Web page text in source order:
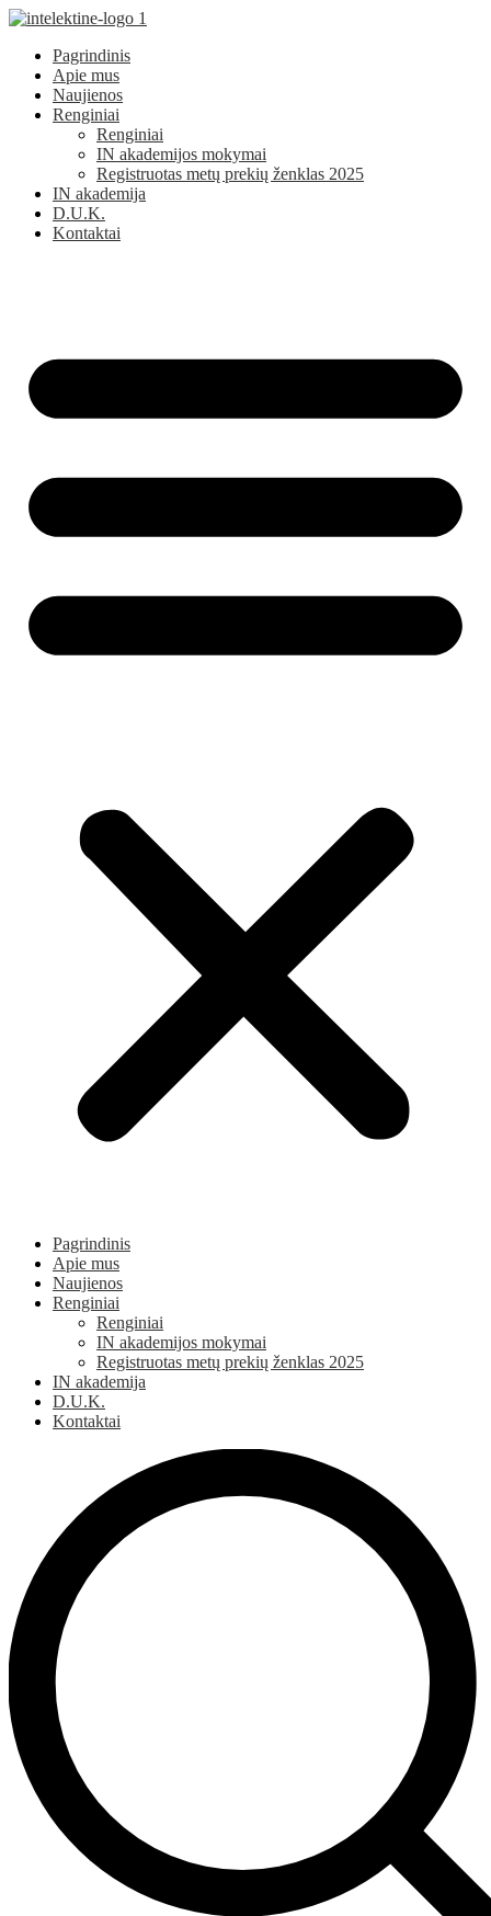
Pagrindinis
Apie mus
Naujienos
Renginiai
Renginiai
IN akademijos mokymai
Registruotas metų prekių ženklas 2025
IN akademija
D.U.K.
Kontaktai
Pagrindinis
Apie mus
Naujienos
Renginiai
Renginiai
IN akademijos mokymai
Registruotas metų prekių ženklas 2025
IN akademija
D.U.K.
Kontaktai